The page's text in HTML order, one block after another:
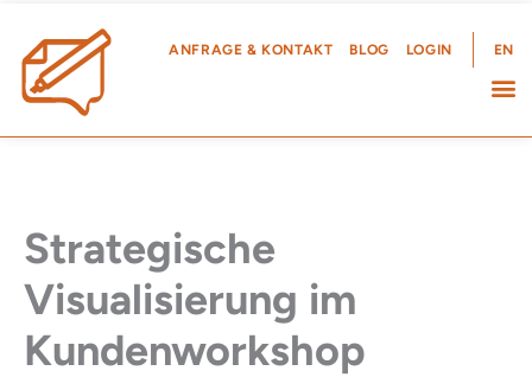
Inhalt
springen
ANFRAGE & KONTAKT BLOG LOGIN EN
Strategische
Visualisierung im
Kundenworkshop